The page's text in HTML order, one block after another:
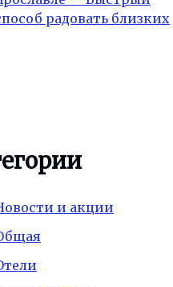
радовать близких
и акции